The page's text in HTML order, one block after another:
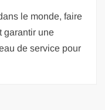
le monde, faire
garantir une
de service pour